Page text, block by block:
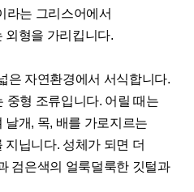
라는 그리스어에서
외형을 가리킵니다.
은 자연환경에서 서식합니다.
중형 조류입니다. 어릴 때는
개, 목, 배를 가로지르는
닙니다. 성체가 되면 더
검은색의 얼룩덜룩한 깃털과